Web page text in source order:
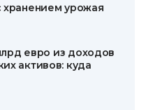
урожая
евро из доходов
активов: куда